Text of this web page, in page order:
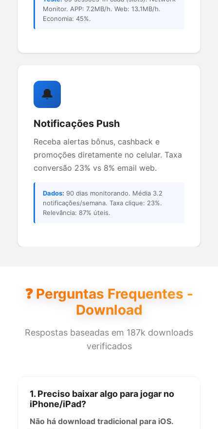
Monitor. APP: 7.2MB/h. Web: 13.1MB/h.
Economia: 45%.
🔔
Notificações Push
Receba alertas bônus, cashback e
promoções diretamente no celular. Taxa
conversão 23% vs 8% email web.
Dados: 90 dias monitorando. Média 3.2
notificações/semana. Taxa clique: 23%.
Relevância: 87% úteis.
❓ Perguntas Frequentes -
Download
Respostas baseadas em 187k downloads
verificados
1. Preciso baixar algo para jogar no
iPhone/iPad?
Não há download tradicional para iOS.